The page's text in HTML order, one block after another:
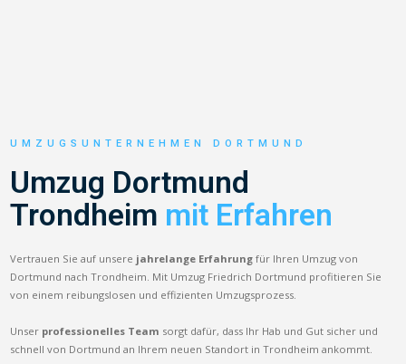
UMZUGSUNTERNEHMEN DORTMUND
Umzug Dortmund
Trondheim mit Erfahren
Vertrauen Sie auf unsere jahrelange Erfahrung für Ihren Umzug von
Dortmund nach Trondheim. Mit Umzug Friedrich Dortmund profitieren Sie
von einem reibungslosen und effizienten Umzugsprozess.
Unser professionelles Team sorgt dafür, dass Ihr Hab und Gut sicher und
schnell von Dortmund an Ihrem neuen Standort in Trondheim ankommt.